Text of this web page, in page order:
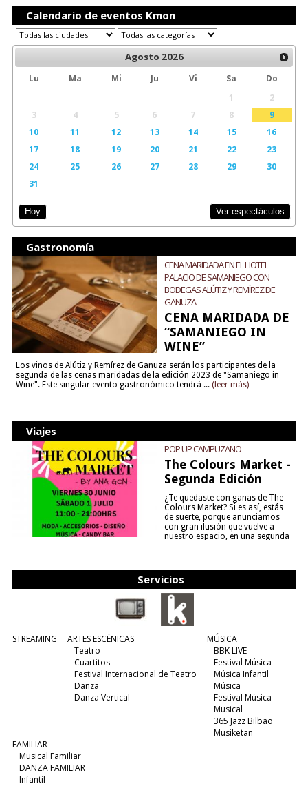
Calendario de eventos Kmon
Agosto 2026
Lu Ma Mi Ju Vi Sa
Do
1
2
3
4 5 6 7 8
9
10
11 12 13 14 15
16
17
18 19 20 21 22
23
24
25 26 27 28 29
30
31
Hoy Ver espectáculos
Gastronomía
CENA MARIDADA EN EL HOTEL
PALACIO DE SAMANIEGO CON
BODEGAS ALÚTIZ Y REMÍREZ DE
GANUZA
CENA MARIDADA DE
“SAMANIEGO IN
WINE”
Los vinos de Alútiz y Remírez de Ganuza serán los participantes de la
segunda de las cenas maridadas de la edición 2023 de "Samaniego in
Wine". Este singular evento gastronómico tendrá ... (leer más)
Viajes
POP UP CAMPUZANO
The Colours Market -
Segunda Edición
¿Te quedaste con ganas de The
Colours Market? Si es así, estás
de suerte, porque anunciamos
con gran ilusión que vuelve a
nuestro espacio, en una segunda
Servicios
STREAMING
ARTES ESCÉNICAS
Teatro
Cuartitos
Festival Internacional de Teatro
Danza
Danza Vertical
MÚSICA
BBK LIVE
Festival Música
Música Infantil
Música
Festival Música
Musical
365 Jazz Bilbao
Musiketan
FAMILIAR
Musical Familiar
DANZA FAMILIAR
Infantil